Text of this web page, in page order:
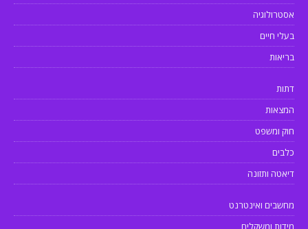
אסטרולוגיה
בעלי חיים
בריאות
דתות
המצאות
חוק ומשפט
כלבים
דיאטה ותזונה
מחשבים ואינטרנט
מידות ומשקלים